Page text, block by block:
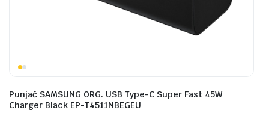
Punjač SAMSUNG ORG. USB Type-C Super Fast 45W
Charger Black EP-T4511NBEGEU